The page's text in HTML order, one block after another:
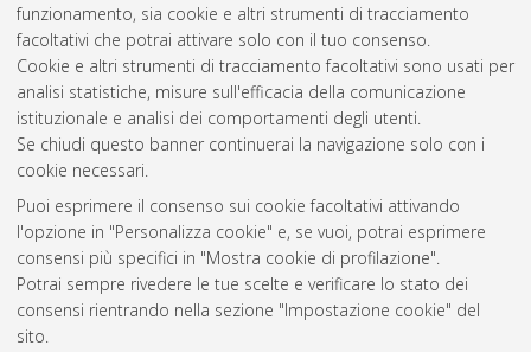
funzionamento, sia cookie e altri strumenti di tracciamento
facoltativi che potrai attivare solo con il tuo consenso.
Cookie e altri strumenti di tracciamento facoltativi sono usati per
analisi statistiche, misure sull'efficacia della comunicazione
istituzionale e analisi dei comportamenti degli utenti.
Se chiudi questo banner continuerai la navigazione solo con i
cookie necessari.
Puoi esprimere il consenso sui cookie facoltativi attivando
l'opzione in "Personalizza cookie" e, se vuoi, potrai esprimere
consensi più specifici in "Mostra cookie di profilazione".
Potrai sempre rivedere le tue scelte e verificare lo stato dei
consensi rientrando nella sezione "Impostazione cookie" del
sito.
Vedi altre statistiche
Gestione del documento:
Atom
Rss
AMS Acta
ISSN: 2038-7954
re3data.org -
doi.org/10.17616/R3P19R
Servizio implementato e